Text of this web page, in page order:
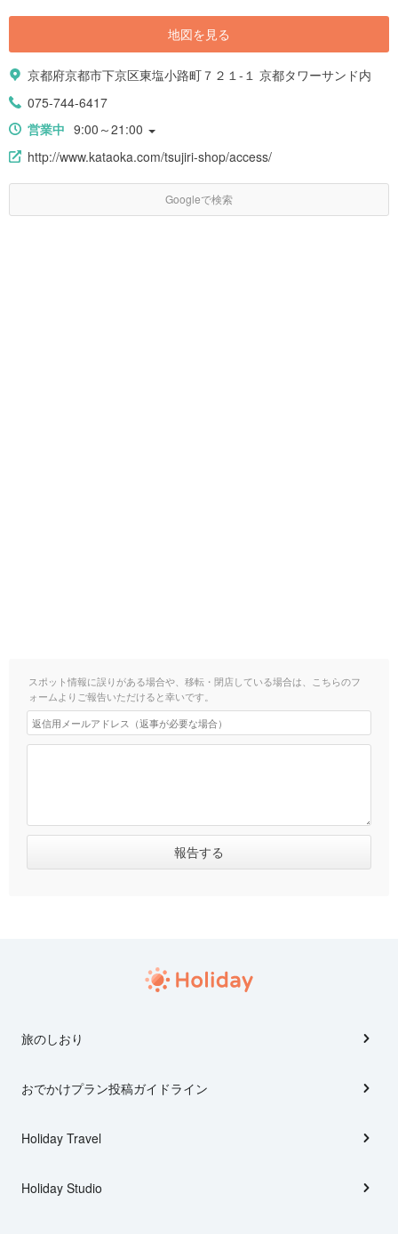
地図を見る
京都府京都市下京区東塩小路町７２１-１ 京都タワーサンド内
075-744-6417
営業中 9:00～21:00
http://www.kataoka.com/tsujiri-shop/access/
Googleで検索
スポット情報に誤りがある場合や、移転・閉店している場合は、こちらのフ
ォームよりご報告いただけると幸いです。
旅のしおり
おでかけプラン投稿ガイドライン
Holiday Travel
Holiday Studio